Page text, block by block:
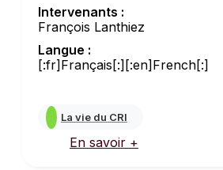
Intervenants :
François Lanthiez
Langue :
[:fr]Français[:][:en]French[:]
La vie du CRI
En savoir +